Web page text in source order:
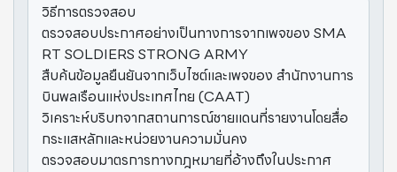
วิธีการตรวจสอบ
ตรวจสอบประกาศอย่างเป็นทางการจากเพจของ SMA
RT SOLDIERS STRONG ARMY
สืบค้นข้อมูลยืนยันจากเว็บไซต์และเพจของ สำนักงานการ
บินพลเรือนแห่งประเทศไทย (CAAT)
วิเคราะห์บริบทจากสถานการณ์ชายแดนที่รายงานโดยสื่อ
กระแสหลักและหน่วยงานความมั่นคง
ตรวจสอบมาตรการทางกฎหมายที่อ้างถึงในประกาศ